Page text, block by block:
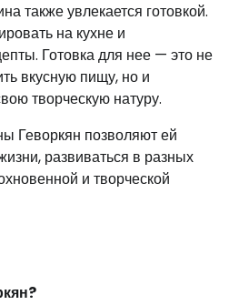
также увлекается готовкой.
на кухне и
Готовка для нее — это не
вкусную пищу, но и
творческую натуру.
Геворкян позволяют ей
развиваться в разных
и творческой